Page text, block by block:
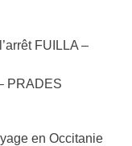
FUILLA –
PRADES
en Occitanie